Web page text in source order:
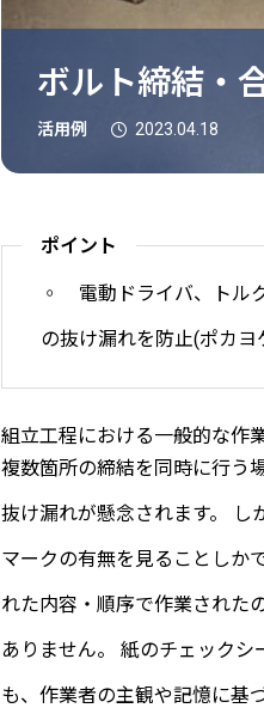
ボルト締結・
活用例 2023.04.18
ポイント
◦ 電動ドライバ、トル
の抜け漏れを防止(ポカ
組立工程における一般的な作
複数箇所の締結を同時に行う
抜け漏れが懸念されます。 し
マークの有無を見ることしか
れた内容・順序で作業された
ありません。 紙のチェックシ
も、作業者の主観や記憶に基